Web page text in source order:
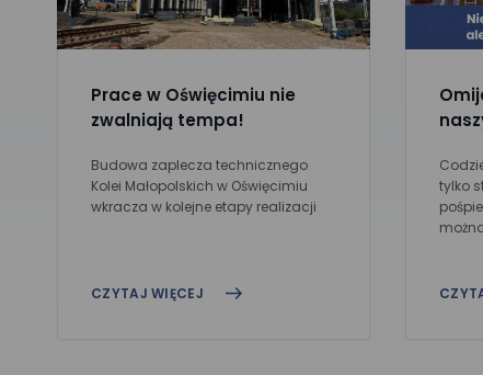
Prace w Oświęcimiu nie
zwalniają tempa!
Budowa zaplecza technicznego
Kolei Małopolskich w Oświęcimiu
wkracza w kolejne etapy realizacji
CZYTAJ WIĘCEJ
tylko